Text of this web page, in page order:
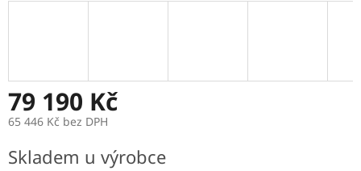
79 190 Kč
65 446 Kč bez DPH
cena:
Skladem u výrobce